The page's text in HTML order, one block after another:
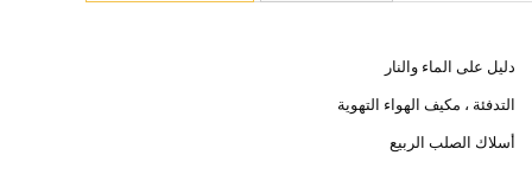
دليل على الماء والنار
التدفئة ، مكيف الهواء التهوية
أسلاك الصلب الربيع